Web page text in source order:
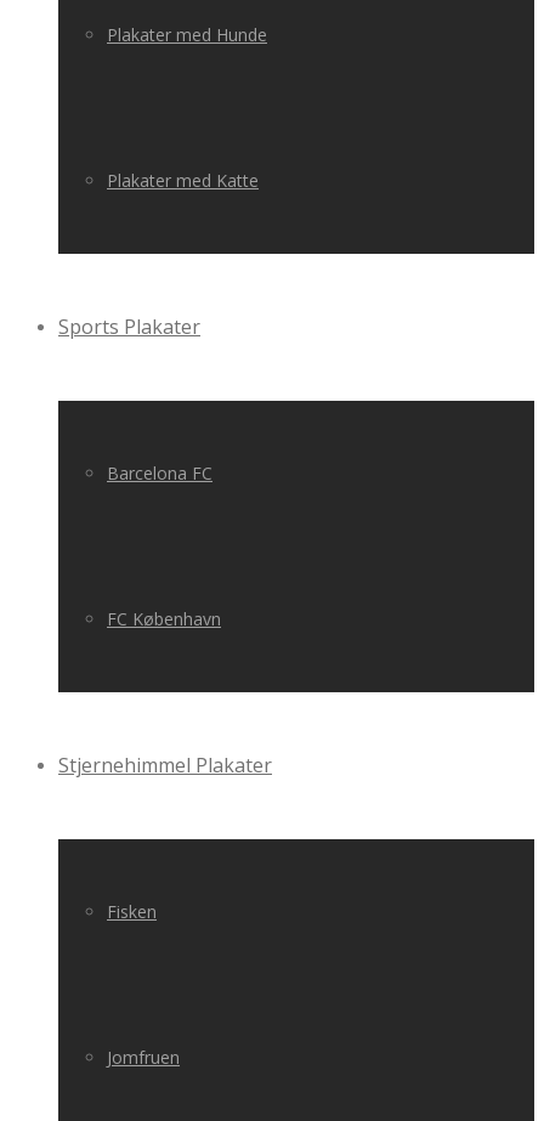
Plakater med Hunde
Plakater med Katte
Sports Plakater
Barcelona FC
FC København
Stjernehimmel Plakater
Fisken
Jomfruen